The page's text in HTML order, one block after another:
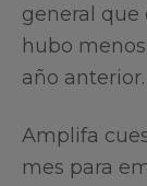
general que
hubo
año anterior.
Amplifa
mes para